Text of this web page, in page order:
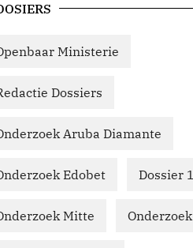
Ministerie
Dossiers
Aruba Diamante
Edobet Dossier
Mitte